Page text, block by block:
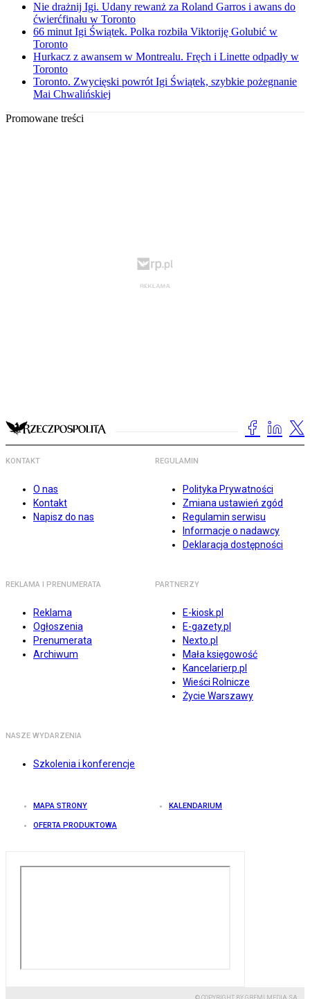
Nie drażnij Igi. Udany rewanż za Roland Garros i awans do
ćwierćfinału w Toronto
66 minut Igi Świątek. Polka rozbiła Viktoriję Golubić w
Toronto
Hurkacz z awansem w Montrealu. Fręch i Linette odpadły w
Toronto
Toronto. Zwycięski powrót Igi Świątek, szybkie pożegnanie
Mai Chwalińskiej
Promowane treści
KONTAKT
O nas
Kontakt
Napisz do nas
REGULAMIN
Polityka Prywatności
Zmiana ustawień zgód
Regulamin serwisu
Informacje o nadawcy
Deklaracja dostępności
REKLAMA I PRENUMERATA
Reklama
Ogłoszenia
Prenumerata
Archiwum
PARTNERZY
E-kiosk.pl
E-gazety.pl
Nexto.pl
Mała księgowość
Kancelarierp.pl
Wieści Rolnicze
Życie Warszawy
NASZE WYDARZENIA
Szkolenia i konferencje
MAPA STRONY KALENDARIUM
OFERTA PRODUKTOWA